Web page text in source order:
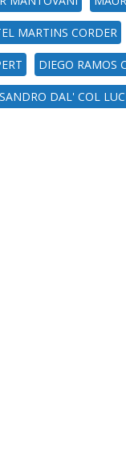
MARTINS CORDER
DIEGO RAMOS
DAL' COL